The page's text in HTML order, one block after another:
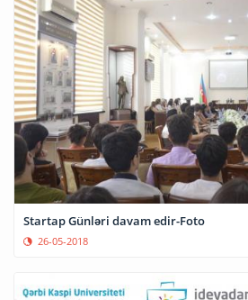
Startap Günləri davam edir-Foto
26-05-2018